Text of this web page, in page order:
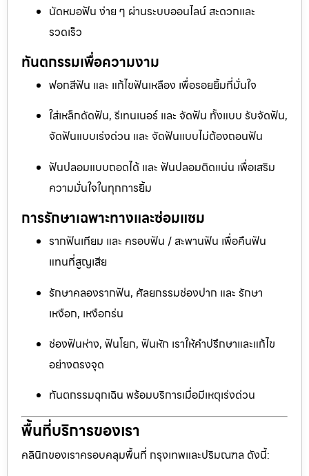
นัดหมอฟัน ง่าย ๆ ผ่านระบบออนไลน์ สะดวกและ
รวดเร็ว
ทันตกรรมเพื่อความงาม
ฟอกสีฟัน และ แก้ไขฟันเหลือง เพื่อรอยยิ้มที่มั่นใจ
ใส่เหล็กดัดฟัน, รีเทนเนอร์ และ จัดฟัน ทั้งแบบ รับจัดฟัน,
จัดฟันแบบเร่งด่วน และ จัดฟันแบบไม่ต้องถอนฟัน
ฟันปลอมแบบถอดได้ และ ฟันปลอมติดแน่น เพื่อเสริม
ความมั่นใจในทุกการยิ้ม
การรักษาเฉพาะทางและซ่อมแซม
รากฟันเทียม และ ครอบฟัน / สะพานฟัน เพื่อคืนฟัน
แทนที่สูญเสีย
รักษาคลองรากฟัน, ศัลยกรรมช่องปาก และ รักษา
เหงือก, เหงือกร่น
ช่องฟันห่าง, ฟันโยก, ฟันหัก เราให้คำปรึกษาและแก้ไข
อย่างตรงจุด
ทันตกรรมฉุกเฉิน พร้อมบริการเมื่อมีเหตุเร่งด่วน
พื้นที่บริการของเรา
คลินิกของเราครอบคลุมพื้นที่ กรุงเทพและปริมณฑล ดังนี้: